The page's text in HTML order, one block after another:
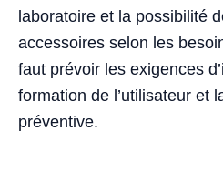
laboratoire et la possibilité
accessoires selon les
faut prévoir les exigences
formation de l’utilisateur et
préventive.